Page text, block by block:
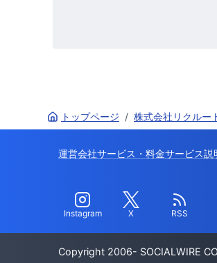
トップページ / 株式会社リクルー
運営会社サービス・料金サービス説
Instagram X RSS
Copyright 2006- SOCIALWIRE